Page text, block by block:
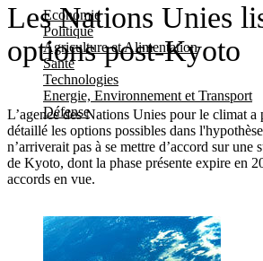
Economie
Politique
Agriculture et Alimentation
Santé
Technologies
Energie, Environnement et Transport
Défense
Les Nations Unies
options post-Kyoto
L’agence des Nations Unies pour le climat
détaillé les options possibles dans
n’arriverait pas à se mettre d’accord sur une
de Kyoto, dont la phase présente expire en
accords en vue.